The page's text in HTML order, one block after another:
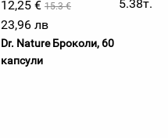
12,25 € 15.3 €
5.38т.
23,96 лв
Dr. Nature Броколи, 60
капсули